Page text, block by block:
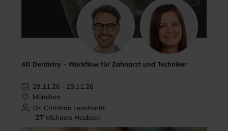
4D Dentistry - Workflow für Zahnarzt und Techniker
29.11.26 - 29.11.26
München
Dr. Christian Leonhardt
ZT Michaela Heubeck